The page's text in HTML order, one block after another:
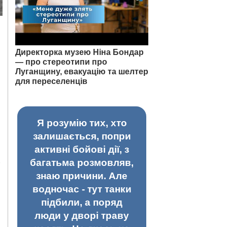
Директорка музею Ніна Бондар
— про стереотипи про
Луганщину, евакуацію та шелтер
для переселенців
Я розумію тих, хто
залишається, попри
активні бойові дії, з
багатьма розмовляв,
знаю причини. Але
водночас - тут танки
підбили, а поряд
люди у дворі траву